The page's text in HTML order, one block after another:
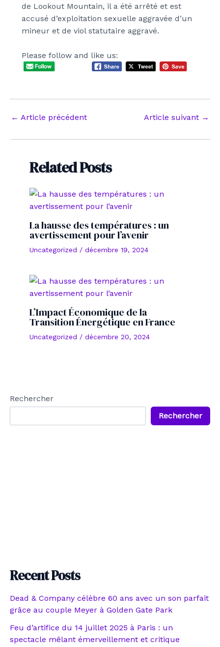
de Lookout Mountain, il a été arrêté et est
accusé d’exploitation sexuelle aggravée d’un
mineur et de viol statutaire aggravé.
Please follow and like us:
Navigation
articles
← Article précédent Article suivant →
Related Posts
La hausse des températures : un
avertissement pour l’avenir
Uncategorized / décembre 19, 2024
L’Impact Économique de la
Transition Énergétique en France
Uncategorized / décembre 20, 2024
Rechercher
Rechercher
Recent Posts
Dead & Company célèbre 60 ans avec un son parfait
grâce au couple Meyer à Golden Gate Park
Feu d’artifice du 14 juillet 2025 à Paris : un
spectacle mêlant émerveillement et critique